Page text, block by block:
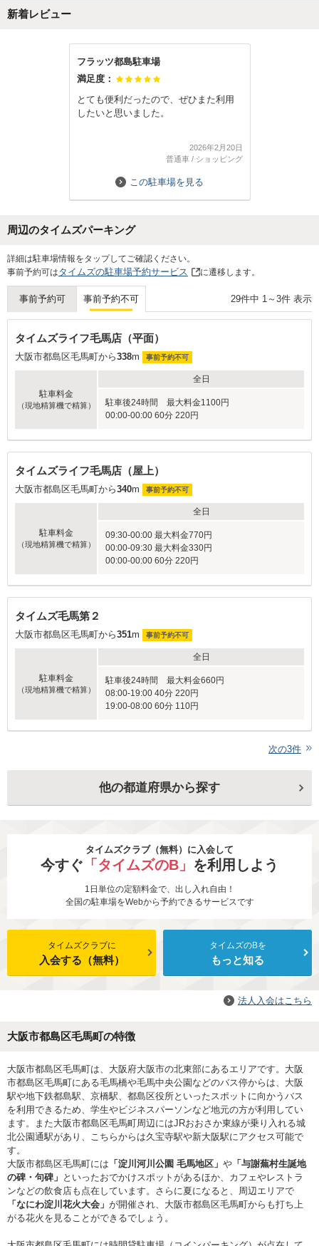
新着レビュー
フラッツ都島駐車場
満足度：
とても便利だったので、ぜひまた利用
したいと思いました。
2026年2月20日
普通車/ ショッピング
この駐車場を見る
周辺のタイムズパーキング
詳細は駐車場情報をタップしてご確認ください。
事前予約可はタイムズの駐車場予約サービス に遷移します。
事前予約可 事前予約不可 29件中 1 ～ 3件 表示
タイムズライフ毛馬店（平面）
大阪市都島区毛馬町から338m 事前予約不可
駐車料金
（現地精算機で精算）
全日
駐車後24時間 最大料金1100円
00:00-00:00 60分 220円
タイムズライフ毛馬店（屋上）
大阪市都島区毛馬町から340m 事前予約不可
駐車料金
（現地精算機で精算）
全日
09:30-00:00 最大料金770円
00:00-09:30 最大料金330円
00:00-00:00 60分 220円
タイムズ毛馬第２
大阪市都島区毛馬町から351m 事前予約不可
駐車料金
（現地精算機で精算）
全日
駐車後24時間 最大料金660円
08:00-19:00 40分 220円
19:00-08:00 60分 110円
次の3件
他の都道府県から探す
タイムズクラブ（無料）に入会して
今すぐ 「タイムズのB」 を利用しよう
1日単位の定額料金で、出し入れ自由！
全国の駐車場をWebから予約できるサービスです
タイムズクラブに
入会する（無料）
タイムズのBを
もっと知る
法人入会はこちら
大阪市都島区毛馬町の特徴
大阪市都島区毛馬町は、大阪府大阪市の北東部にあるエリアです。大阪
市都島区毛馬町にある毛馬橋や毛馬中央公園などのバス停からは、大阪
駅や地下鉄都島駅、京橋駅、都島区役所といったスポットに向かうバス
を利用できるため、学生やビジネスパーソンなど地元の方が利用してい
ます。また大阪市都島区毛馬町周辺にはJRおおさか東線が乗り入れる城
北公園通駅があり、こちらからは久宝寺駅や新大阪駅にアクセス可能で
す。
大阪市都島区毛馬町には 「淀川河川公園 毛馬地区」 や 「与謝蕪村生誕地
の碑・句碑」 といったおでかけスポットがあるほか、カフェやレストラ
ンなどの飲食店も点在しています。さらに夏になると、周辺エリアで
「なにわ淀川花火大会」 が開催され、大阪市都島区毛馬町からも打ち上
がる花火を見ることができるでしょう。